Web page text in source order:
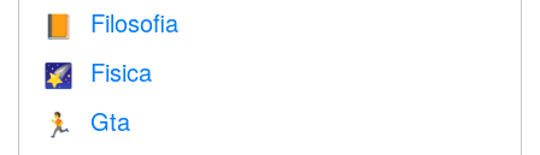
📙 Filosofia
🌠 Fisica
🏃
Gta